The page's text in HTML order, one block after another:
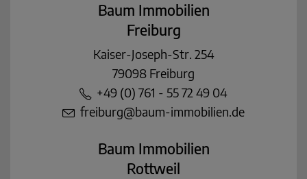
Baum Immobilien
Freiburg
Kaiser-Joseph-Str. 254
79098 Freiburg
+49 (0) 761 - 55 72 49 04
freiburg@baum-immobilien.de
Baum Immobilien
Rottweil